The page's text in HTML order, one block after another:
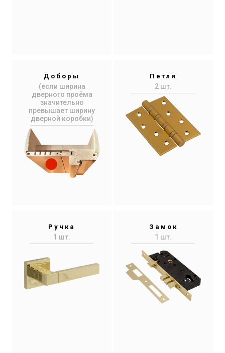
Доборы
(если ширина
дверного проёма
значительно
превышает ширину
дверной коробки)
Петли
2 шт.
Ручка
1 шт.
Замок
1 шт.